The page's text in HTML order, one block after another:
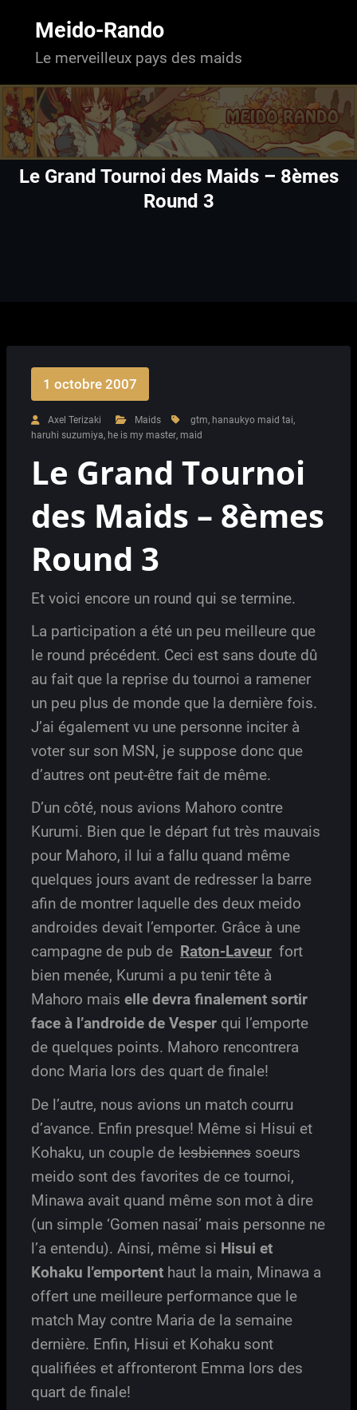
Meido-Rando
Le merveilleux pays des maids
Le Grand Tournoi des Maids – 8èmes
Round 3
1 octobre 2007
Axel Terizaki Maids gtm, hanaukyo maid tai,
haruhi suzumiya, he is my master, maid
Le Grand Tournoi
des Maids – 8èmes
Round 3
Et voici encore un round qui se termine.
La participation a été un peu meilleure que
le round précédent. Ceci est sans doute dû
au fait que la reprise du tournoi a ramener
un peu plus de monde que la dernière fois.
J’ai également vu une personne inciter à
voter sur son MSN, je suppose donc que
d’autres ont peut-être fait de même.
D’un côté, nous avions Mahoro contre
Kurumi. Bien que le départ fut très mauvais
pour Mahoro, il lui a fallu quand même
quelques jours avant de redresser la barre
afin de montrer laquelle des deux meido
androides devait l’emporter. Grâce à une
campagne de pub de Raton-Laveur fort
bien menée, Kurumi a pu tenir tête à
Mahoro mais elle devra finalement sortir
face à l’androide de Vesper qui l’emporte
de quelques points. Mahoro rencontrera
donc Maria lors des quart de finale!
De l’autre, nous avions un match courru
d’avance. Enfin presque! Même si Hisui et
Kohaku, un couple de lesbiennes soeurs
meido sont des favorites de ce tournoi,
Minawa avait quand même son mot à dire
(un simple ‘Gomen nasai’ mais personne ne
l’a entendu). Ainsi, même si Hisui et
Kohaku l’emportent haut la main, Minawa a
offert une meilleure performance que le
match May contre Maria de la semaine
dernière. Enfin, Hisui et Kohaku sont
qualifiées et affronteront Emma lors des
quart de finale!